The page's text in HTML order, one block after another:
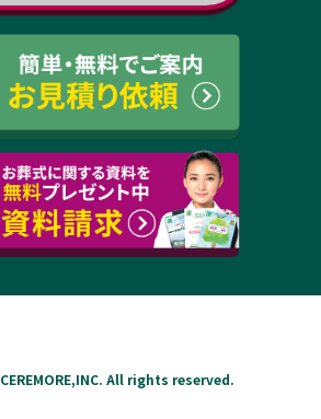
CEREMORE,INC. All rights reserved.